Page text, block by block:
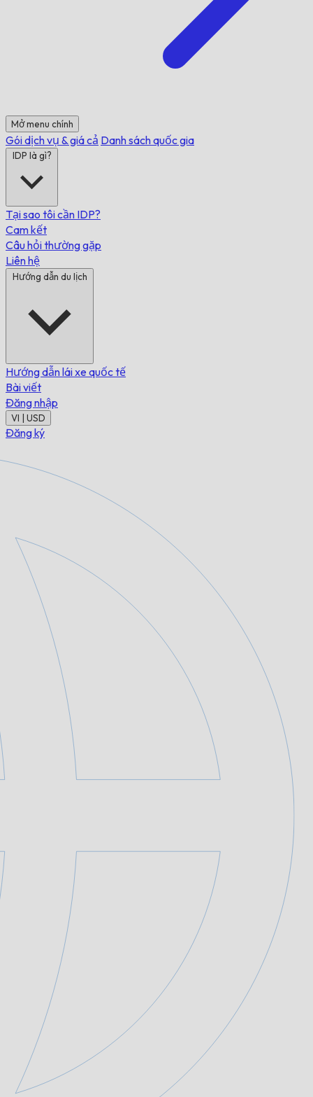
Mở menu chính
Gói dịch vụ & giá cả Danh sách quốc gia
IDP là gì?
Tại sao tôi cần IDP?
Cam kết
Câu hỏi thường gặp
Liên hệ
Hướng dẫn du lịch
Hướng dẫn lái xe quốc tế
Bài viết
Đăng nhập
VI | USD
Đăng ký